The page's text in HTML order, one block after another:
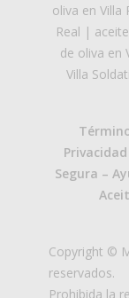
oliva en Villa
Real |
de oliva en
Villa Soldati
Privacidad
Segura –
Copyright ©
reservados.
Prohibida la